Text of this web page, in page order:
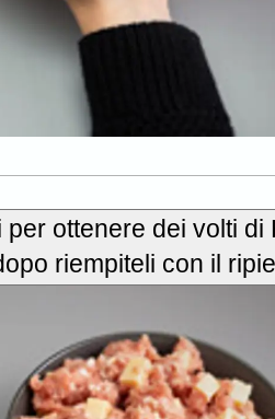
ottenere dei volti
riempiteli con il